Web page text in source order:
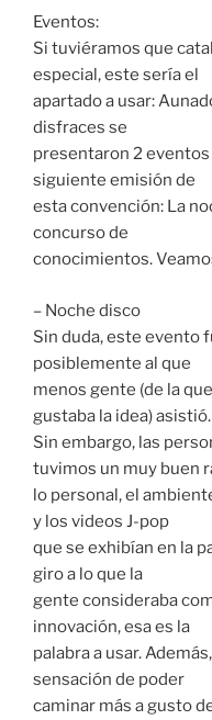
Eventos:
Si tuviéramos que
especial, este sería el
apartado a usar:
disfraces se
presentaron 2
siguiente emisión de
esta convención: La
concurso de
conocimientos.
– Noche disco
Sin duda, este evento
posiblemente al que
menos gente (de la
gustaba la idea) asistió.
Sin embargo, las
tuvimos un muy buen
lo personal, el
y los videos J-pop
que se exhibían en la
giro a lo que la
gente consideraba
innovación, esa es la
palabra a usar.
sensación de poder
caminar más a gusto